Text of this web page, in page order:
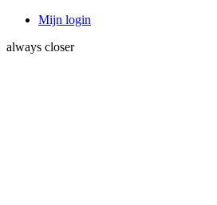
Mijn login
always closer